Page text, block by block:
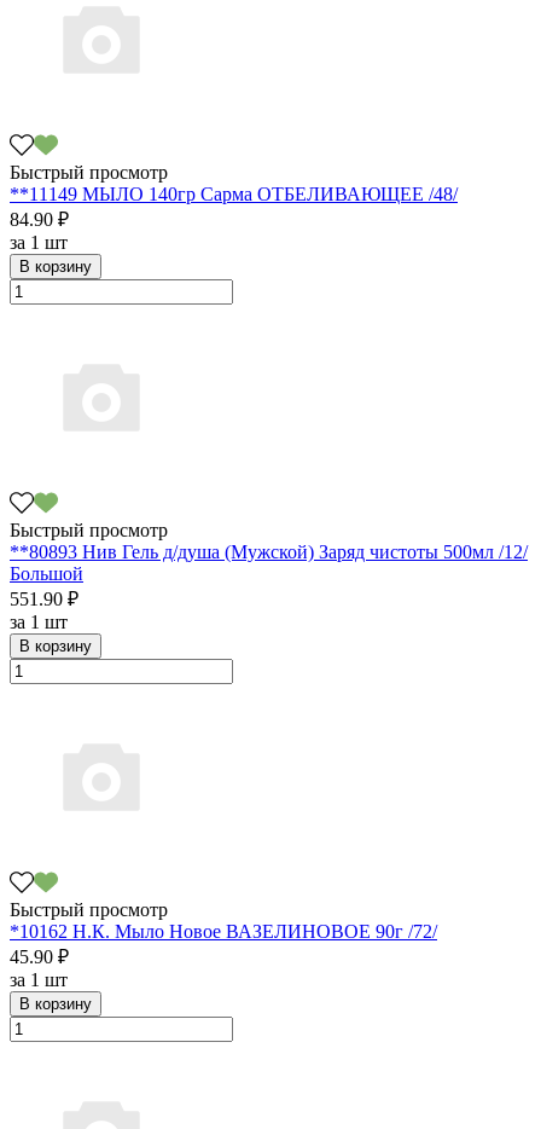
Быстрый просмотр
**11149 МЫЛО 140гр Сарма ОТБЕЛИВАЮЩЕЕ /48/
84.90 ₽
за 1 шт
В корзину
Быстрый просмотр
**80893 Нив Гель д/душа (Мужской) Заряд чистоты 500мл /12/
Большой
551.90 ₽
за 1 шт
В корзину
Быстрый просмотр
*10162 Н.К. Мыло Новое ВАЗЕЛИНОВОЕ 90г /72/
45.90 ₽
за 1 шт
В корзину